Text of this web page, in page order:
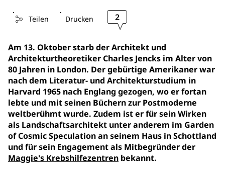
Teilen Drucken 2
Am 13. Oktober starb der Architekt und
Architekturtheoretiker Charles Jencks im Alter von
80 Jahren in London. Der gebürtige Amerikaner war
nach dem Literatur- und Architekturstudium in
Harvard 1965 nach Englang gezogen, wo er fortan
lebte und mit seinen Büchern zur Postmoderne
weltberühmt wurde. Zudem ist erfür sein Wirken
als Landschaftsarchitekt unter anderem im Garden
of Cosmic Speculation an seinem Haus in Schottland
und für sein Engagement als Mitbegründer der
Maggie's Krebshilfezentren bekannt.